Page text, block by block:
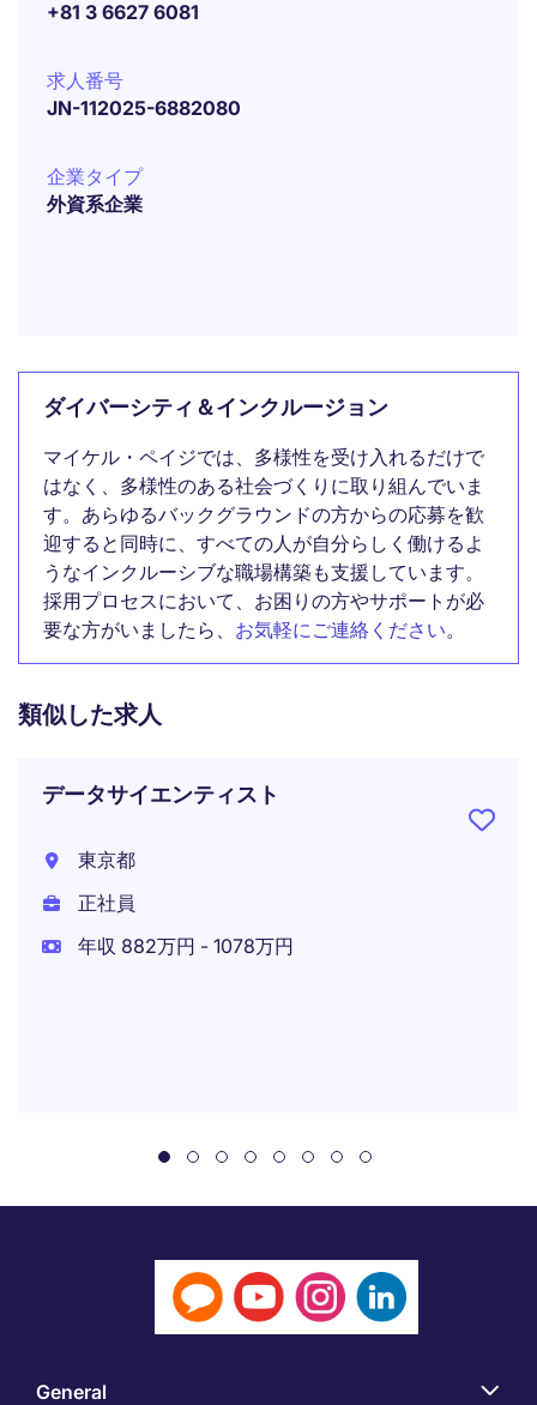
+81 3 6627 6081
求人番号
JN-112025-6882080
企業タイプ
外資系企業
ダイバーシティ＆インクルージョン
マイケル・ペイジでは、多様性を受け入れるだけで
はなく、多様性のある社会づくりに取り組んでいま
す。あらゆるバックグラウンドの方からの応募を歓
迎すると同時に、すべての人が自分らしく働けるよ
うなインクルーシブな職場構築も支援しています。
採用プロセスにおいて、お困りの方やサポートが必
要な方がいましたら、 お気軽にご連絡ください。
類似した求人
データサイエンティスト
東京都
正社員
年収 882万円 - 1078万円
General